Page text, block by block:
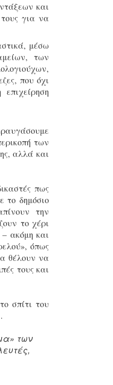
και
για να
μέσω
των
που όχι
των
αλλά και
πως
το δημόσιο
την
το χέρι
ακόμη και
όπως
θέλουν να
τους και
σπίτι του
των
σήμανση
η κατοχή των
εγγράφων.
σημειώθηκε
αστυνομικοί
σε έλεγχο
μία
παρουσία των
αποτέλεσμα να
ένταση στο
από
στον
33χρονου
στη
μια πόλη
για
Καλλιθέα
Σερρών
παράνομα
αξιοποίηση
συνεργασία